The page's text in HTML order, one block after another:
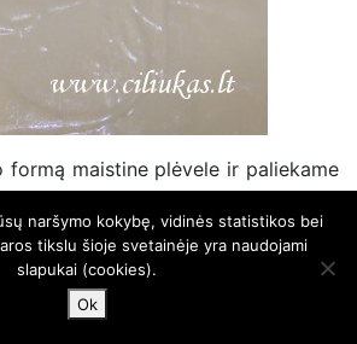
formą maistine plėvele ir paliekame
naršymo kokybę, vidinės statistikos bei
tikslu šioje svetainėje yra naudojami
slapukai (cookies).
Ok